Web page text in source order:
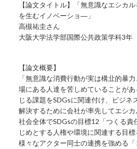
【論文タイトル】「無意識なエシカ
を生むイノベーショ―」
高槻祐圭さん
大阪大学法学部国際公共政策学科3年
【論文概要】
「無意識な消費行動が実は構㐀的暴
場にある人達を苦しめていることが
じる課題をSDGsに関連付け、ビジネ
解決するために会社が率先してエシカ
社会全体でSDGsの目標12「つくる責
じめとする人権や環境に関連する目標
様々なアクター同士の連携を強める